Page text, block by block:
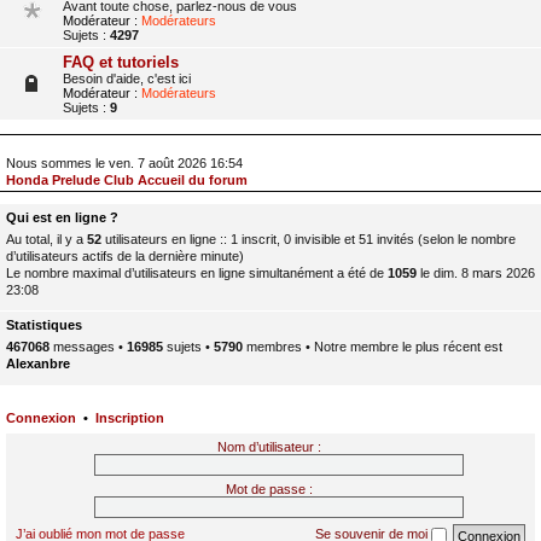
Avant toute chose, parlez-nous de vous
Modérateur : Modérateurs
Sujets : 4297
FAQ et tutoriels
Besoin d'aide, c'est ici
Modérateur : Modérateurs
Sujets : 9
Nous sommes le ven. 7 août 2026 16:54
Honda Prelude Club Accueil du forum
Qui est en ligne ?
Au total, il y a 52 utilisateurs en ligne :: 1 inscrit, 0 invisible et 51 invités (selon le nombre
d’utilisateurs actifs de la dernière minute)
Le nombre maximal d’utilisateurs en ligne simultanément a été de 1059 le dim. 8 mars 2026
23:08
Statistiques
467068 messages • 16985 sujets • 5790 membres • Notre membre le plus récent est
Alexanbre
Connexion • Inscription
Nom d’utilisateur :
Mot de passe :
J’ai oublié mon mot de passe Se souvenir de moi